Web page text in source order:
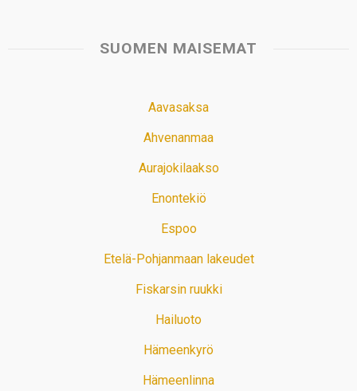
SUOMEN MAISEMAT
Aavasaksa
Ahvenanmaa
Aurajokilaakso
Enontekiö
Espoo
Etelä-Pohjanmaan lakeudet
Fiskarsin ruukki
Hailuoto
Hämeenkyrö
Hämeenlinna